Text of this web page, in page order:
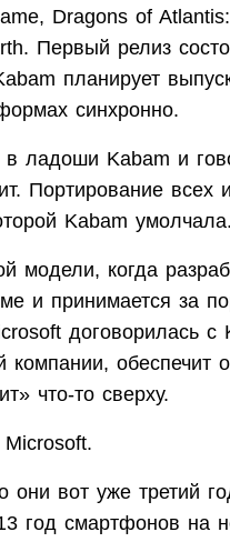
Dragons of
Первый релиз
планирует
синхронно.
в ладоши Kabam и
Портирование всех
Kabam умолчала.
модели, когда
и принимается за
договорилась с
компании, обеспечит
что-то сверху.
они вот уже третий
год смартфонов на